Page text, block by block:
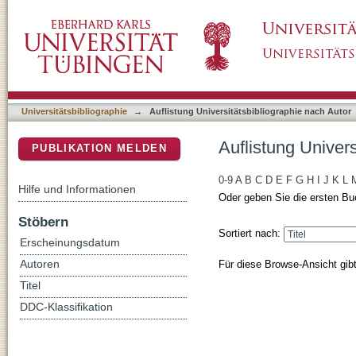
Universitätsbibliographie → Auflistung Universitätsbibliographie nach Autor
Auflistung
0-9 A B C D E F G H J K L
Oder geben Sie die ersten
Sortiert nach:
Für diese Browse-Ansicht
PUBLIKATION MELDEN
Hilfe und Informationen
Stöbern
Erscheinungsdatum
Autoren
Titel
DDC-Klassifikation